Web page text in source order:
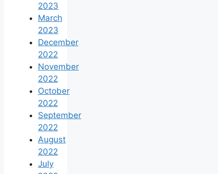
2023
March
2023
December
2022
November
2022
October
2022
September
2022
August
2022
July